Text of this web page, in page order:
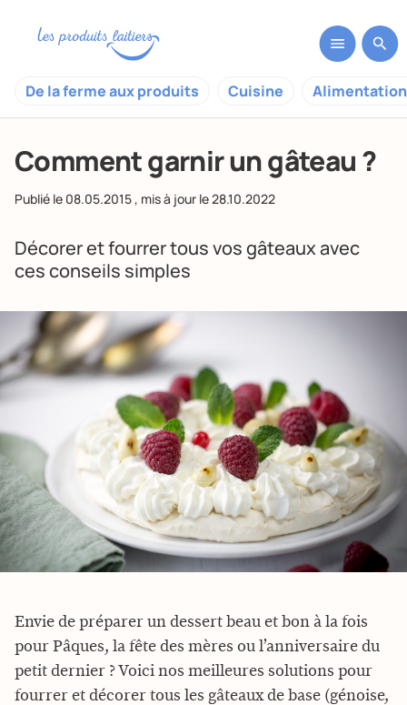
De la ferme aux produits Cuisine
Comment garnir un gâteau ?
Publié le 08.05.2015, mis à jour le28.10.2022
Décorer et fourrer tous vos gâteaux avec
ces conseils simples
Envie de préparer un dessert beau et bon à la fois
pour Pâques, la fête des mères ou l’anniversaire du
petit dernier ? Voici nos meilleures solutions pour
fourrer et décorer tous les gâteaux de base (génoise,